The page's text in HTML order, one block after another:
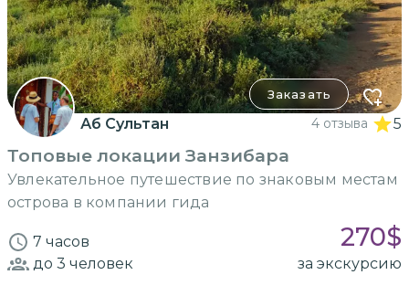
Заказать
Аб Сультан 4 отзыва 5
Топовые локации Занзибара
Увлекательное путешествие по знаковым местам
острова в компании гида
7 часов 270$
до 3 человек за экскурсию